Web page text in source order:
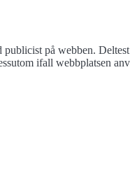
på webben.
ifall webbplatsen